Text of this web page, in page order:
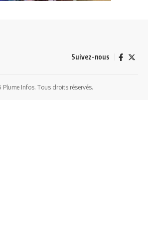
Suivez-nous
Infos. Tous droits réservés.